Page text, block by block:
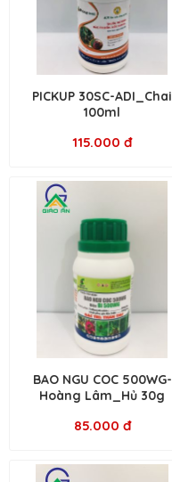
PICKUP 30SC-ADI_Chai
100ml
115.000 đ
BAO NGU COC 500WG-
Hoàng Lâm_Hủ 30g
85.000 đ